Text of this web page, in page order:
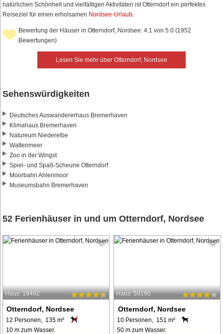
natürlichen Schönheit und vielfältigen Aktivitäten ist Otterndorf ein perfektes
Reiseziel für einen erholsamen Nordsee-Urlaub.
Lesen Sie mehr über Otterndorf, Nordsee
Bewertung der Häuser in Otterndorf, Nordsee: 4.1 von 5.0 (1952
Bewertungen)
Sehenswürdigkeiten
Deutsches Auswandererhaus Bremerhaven
Klimahaus Bremerhaven
Natureum Niederelbe
Wattenmeer
Zoo in der Wingst
Spiel- und Spaß-Scheune Otterndorf
Moorbahn Ahlenmoor
Museumsbahn Bremerhaven
52 Ferienhäuser in und um Otterndorf, Nordsee
Haus: 19492
Otterndorf, Nordsee
12 Personen, 135 m²
10 m zum Wasser.
Haus: 59195
Otterndorf, Nordsee
10 Personen, 151 m²
50 m zum Wasser.